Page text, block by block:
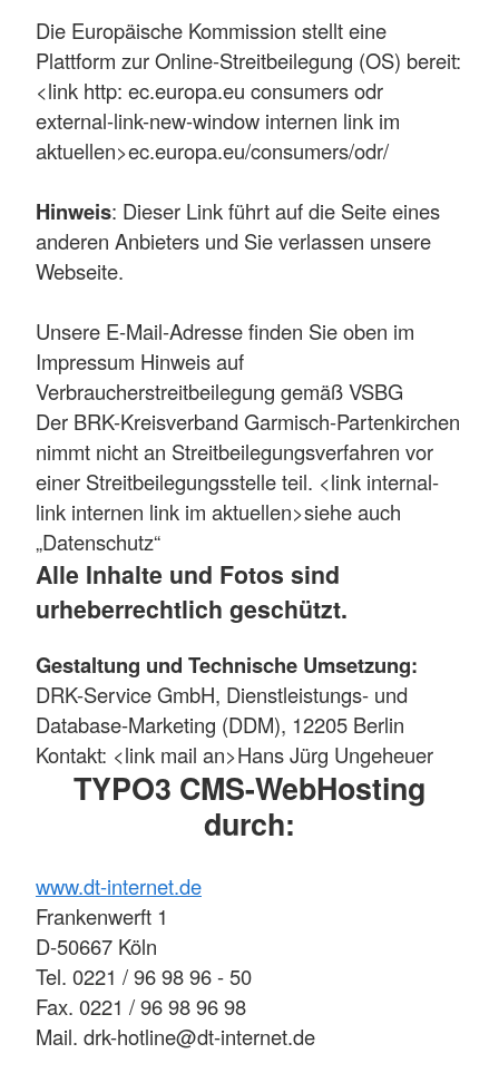
Die Europäische Kommission stellt eine
Plattform zur Online-Streitbeilegung (OS) bereit:
<link http: ec.europa.eu consumers odr
external-link-new-window internen link im
aktuellen>ec.europa.eu/consumers/odr/
Hinweis: Dieser Link führt auf die Seite eines
anderen Anbieters und Sie verlassen unsere
Webseite.
Unsere E-Mail-Adresse finden Sie oben im
Impressum Hinweis auf
Verbraucherstreitbeilegung gemäß VSBG
Der BRK-Kreisverband Garmisch-Partenkirchen
nimmt nicht an Streitbeilegungsverfahren vor
einer Streitbeilegungsstelle teil. <link internal-
link internen link im aktuellen>siehe auch
„Datenschutz“
Alle Inhalte und Fotos sind
urheberrechtlich geschützt.
Gestaltung und Technische Umsetzung:
DRK-Service GmbH, Dienstleistungs- und
Database-Marketing (DDM), 12205 Berlin
Kontakt: <link mail an>Hans Jürg Ungeheuer
TYPO3 CMS-WebHosting
durch:
www.dt-internet.de
Frankenwerft 1
D-50667 Köln
Tel. 0221 / 96 98 96 - 50
Fax. 0221 / 96 98 96 98
Mail. drk-hotline@dt-internet.de